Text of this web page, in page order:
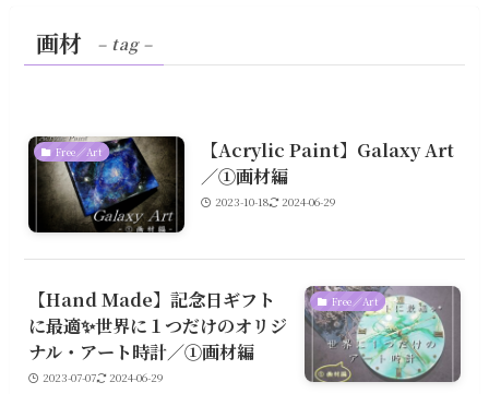
画材 – tag –
Free／Art
【Acrylic Paint】Galaxy Art
／①画材編
2023-10-18 2024-06-29
Free／Art
【Hand Made】記念日ギフト
に最適✨世界に１つだけのオリジ
ナル・アート時計／①画材編
2023-07-07 2024-06-29